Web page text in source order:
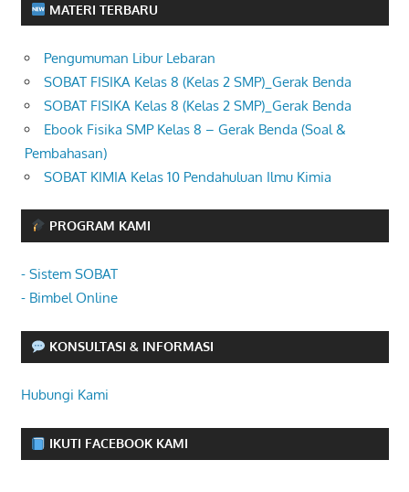
MATERI TERBARU
Pengumuman Libur Lebaran
SOBAT FISIKA Kelas 8 (Kelas 2 SMP)_Gerak Benda
SOBAT FISIKA Kelas 8 (Kelas 2 SMP)_Gerak Benda
Ebook Fisika SMP Kelas 8 – Gerak Benda (Soal &
Pembahasan)
SOBAT KIMIA Kelas 10 Pendahuluan Ilmu Kimia
PROGRAM KAMI
- Sistem SOBAT
- Bimbel Online
KONSULTASI & INFORMASI
Hubungi Kami
IKUTI FACEBOOK KAMI